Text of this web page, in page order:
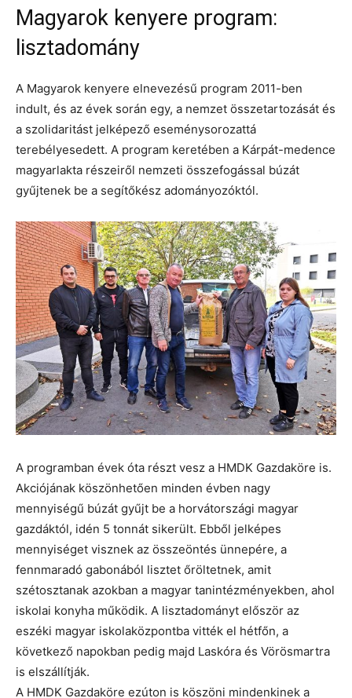
Magyarok kenyere program:
lisztadomány
A Magyarok kenyere elnevezésű program 2011-ben
indult, és az évek során egy, a nemzet összetartozását és
a szolidaritást jelképező eseménysorozattá
terebélyesedett. A program keretében a Kárpát-medence
magyarlakta részeiről nemzeti összefogással búzát
gyűjtenek be a segítőkész adományozóktól.
A programban évek óta részt vesz a HMDK Gazdaköre is.
Akciójának köszönhetően minden évben nagy
mennyiségű búzát gyűjt be a horvátországi magyar
gazdáktól, idén 5 tonnát sikerült. Ebből jelképes
mennyiséget visznek az összeöntés ünnepére, a
fennmaradó gabonából lisztet őröltetnek, amit
szétosztanak azokban a magyar tanintézményekben, ahol
iskolai konyha működik. A lisztadományt először az
eszéki magyar iskolaközpontba vitték el hétfőn, a
következő napokban pedig majd Laskóra és Vörösmartra
is elszállítják.
A HMDK Gazdaköre ezúton is köszöni mindenkinek a